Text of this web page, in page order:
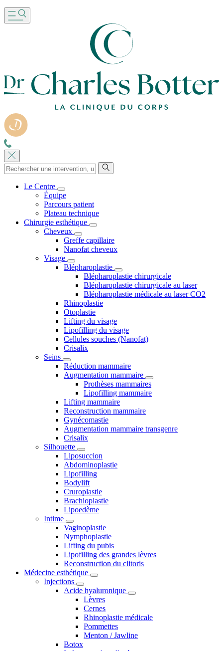
Le Centre
Équipe
Parcours patient
Plateau technique
Chirurgie esthétique
Cheveux
Greffe capillaire
Nanofat cheveux
Visage
Blépharoplastie
Blépharoplastie chirurgicale
Blépharoplastie chirurgicale au laser
Blépharoplastie médicale au laser CO2
Rhinoplastie
Otoplastie
Lifting du visage
Lipofilling du visage
Cellules souches (Nanofat)
Crisalix
Seins
Réduction mammaire
Augmentation mammaire
Prothèses mammaires
Lipofilling mammaire
Lifting mammaire
Reconstruction mammaire
Gynécomastie
Augmentation mammaire transgenre
Crisalix
Silhouette
Liposuccion
Abdominoplastie
Lipofilling
Bodylift
Cruroplastie
Brachioplastie
Lipoedème
Intime
Vaginoplastie
Nymphoplastie
Lifting du pubis
Lipofilling des grandes lèvres
Reconstruction du clitoris
Médecine esthétique
Injections
Acide hyaluronique
Lèvres
Cernes
Rhinoplastie médicale
Pommettes
Menton / Jawline
Botox